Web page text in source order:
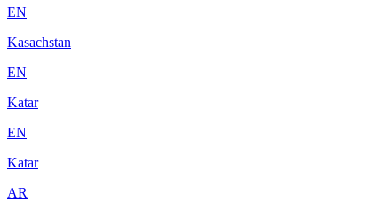
EN
Kasachstan
EN
Katar
EN
Katar
AR